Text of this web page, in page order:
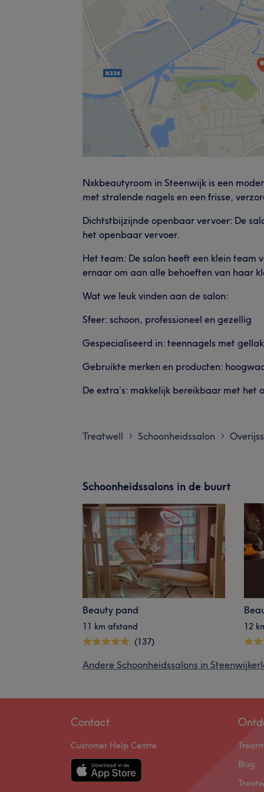
Nxkbeautyroom in Steenwijk is een
met stralende nagels en een frisse,
Dichtstbijzijnde openbaar vervoer: De
het openbaar vervoer.
Het team: De salon heeft een klein team
ernaar om aan alle behoeften van haar
Wat we leuk vinden aan de salon:
Sfeer: schoon, professioneel en gezellig
Gespecialiseerd in: teennagels met
Gebruikte merken en producten:
De extra’s: makkelijk bereikbaar met
Treatwell > Schoonheidssalon >
Schoonheidssalons in de buurt
Beauty pand
11 km afstand
(137)
12
Andere Schoonheidssalons in
Contact
Customer Help Centre
Blog